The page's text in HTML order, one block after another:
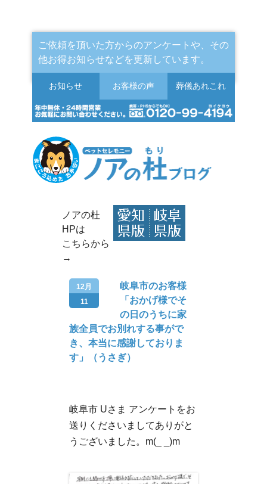
ご依頼を頂いた方からのアンケートや、その
他お得お知らせなどを更新しています。
お知らせ お客様の声 葬儀あれこれ
ノアの杜
HPは
こちらから
→
12月
11
岐阜市のお客様
「おかげ様でそ
の日のうちに家
族全員でお別れする事がで
き、本当に感謝しておりま
す」（うさぎ）
岐阜市 Uさま アンケートをお
送りくださいましてありがと
うございました。m(_ _)m